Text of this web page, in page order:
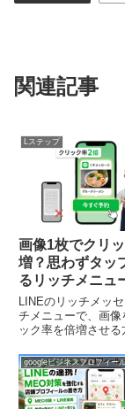
関連記事
Lステップ
画像1枚でクリ
増？思わずタッ
るリッチメニュ
ージの戦略
LINEのリッチメッ
チメニューで、画像
ック率を倍増させ
ン法則、ABテスト
業種別成功事例まで
がすぐ実践できるノ
します。
googleビジネスプロフィー